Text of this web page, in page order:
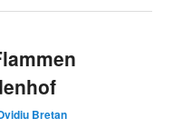
Bretan